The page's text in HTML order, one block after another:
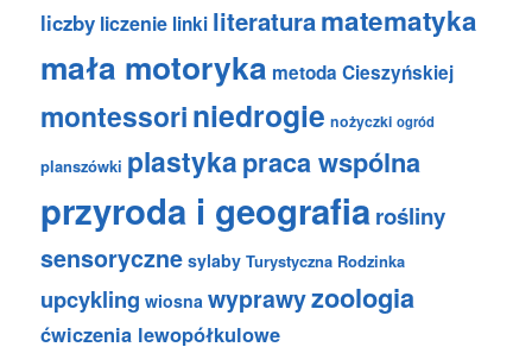
liczby liczenie linki literaturamatematyka
mała motoryka metoda Cieszyńskiej
montessoriniedrogie nożyczki ogród
planszówki plastykapraca wspólna
przyroda i geografiarośliny
sensoryczne sylaby Turystyczna Rodzinka
upcykling wiosna wyprawyzoologia
ćwiczenia lewopółkulowe